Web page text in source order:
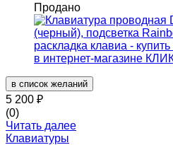
Продано
в список желаний
5 200 ₽
(0)
Читать далее
Клавиатуры